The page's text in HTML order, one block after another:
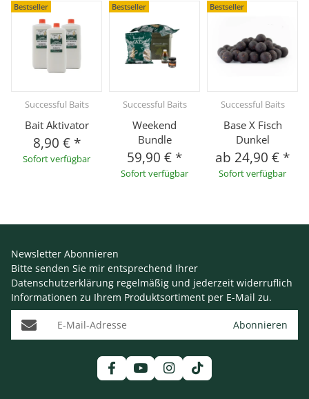
Bestseller
Successful Baits
Bait Aktivator
8,90 € *
Sofort verfügbar
Bestseller
Successful Baits
Weekend
Bundle
59,90 € *
Sofort verfügbar
Bestseller
Successful Baits
Base X Fisch
Dunkel
ab 24,90 € *
Sofort verfügbar
Newsletter Abonnieren
Bitte senden Sie mir entsprechend Ihrer
Datenschutzerklärung regelmäßig und jederzeit widerruflich
Informationen zu Ihrem Produktsortiment per E-Mail zu.
E-Mail-Adresse Abonnieren